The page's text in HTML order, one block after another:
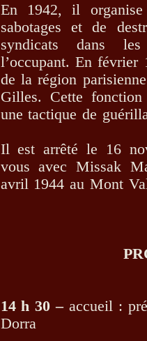
En 1942, il organise
sabotages et de
syndicats dans
l’occupant. En
de la région
Gilles. Cette
une tactique de
Il est arrêté le 16
vous avec Missak
avril 1944 au Mont
14 h 30 –accueil :
Dorra